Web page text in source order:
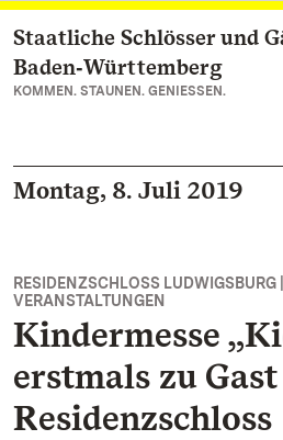
Zum Hauptinhalt springen
Staatliche Schlösser und
Baden‑Württemberg
KOMMEN. STAUNEN. GENIESSEN.
Montag, 8. Juli 2019
RESIDENZSCHLOSS LUDWIGSBURG
VERANSTALTUNGEN
Kindermesse
erstmals zu
Residenzschloss